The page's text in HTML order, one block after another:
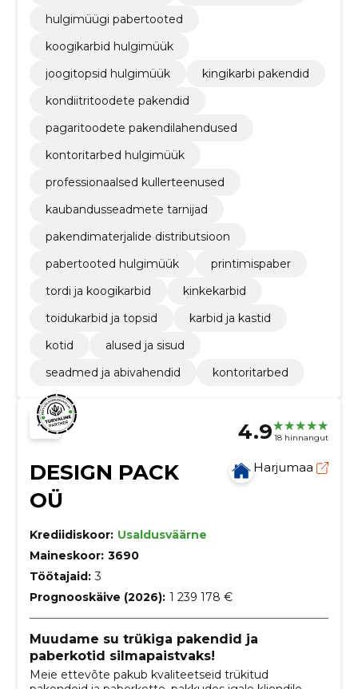
hulgimüügi pabertooted
koogikarbid hulgimüük
joogitopsid hulgimüük
kingikarbi pakendid
kondiitritoodete pakendid
pagaritoodete pakendilahendused
kontoritarbed hulgimüük
professionaalsed kullerteenused
kaubandusseadmete tarnijad
pakendimaterjalide distributsioon
pabertooted hulgimüük
printimispaber
tordi ja koogikarbid
kinkekarbid
toidukarbid ja topsid
karbid ja kastid
kotid
alused ja sisud
seadmed ja abivahendid
kontoritarbed
4.9 18 hinnangut
DESIGN PACK
OÜ
Harjumaa
Krediidiskoor: Usaldusväärne
Maineskoor: 3690
Töötajaid: 3
Prognooskäive (2026): 1 239 178 €
Muudame su trükiga pakendid ja
paberkotid silmapaistvaks!
Meie ettevõte pakub kvaliteetseid trükitud